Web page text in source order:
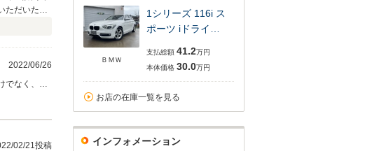
ただいたり
2022/06/26
でなく、追
02/21投稿
ＢＭＷ
1シリーズ 116i ス
ポーツ iドライ…
支払総額 41.2万円
本体価格 30.0万円
お店の在庫一覧を見る
インフォメーション